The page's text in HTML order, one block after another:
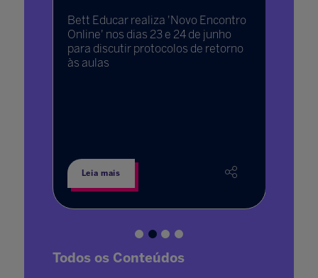
Bett Educar realiza 'Novo Encontro
Online' nos dias 23 e 24 de junho
para discutir protocolos de retorno
às aulas
Leia mais
Todos os Conteúdos